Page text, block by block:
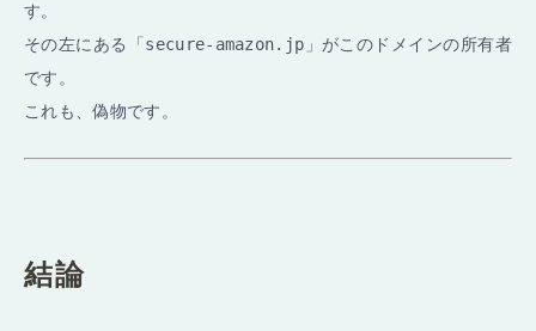
す。
その左にある「 secure-amazon.jp 」がこのドメインの所有者
です。
これも、偽物です。
結論